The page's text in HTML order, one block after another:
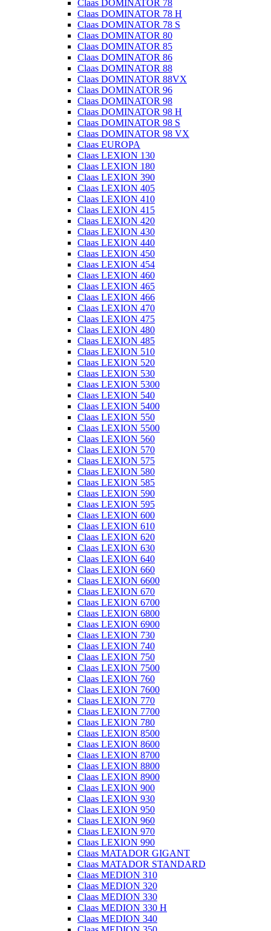
Claas DOMINATOR 78
Claas DOMINATOR 78 H
Claas DOMINATOR 78 S
Claas DOMINATOR 80
Claas DOMINATOR 85
Claas DOMINATOR 86
Claas DOMINATOR 88
Claas DOMINATOR 88VX
Claas DOMINATOR 96
Claas DOMINATOR 98
Claas DOMINATOR 98 H
Claas DOMINATOR 98 S
Claas DOMINATOR 98 VX
Claas EUROPA
Claas LEXION 130
Claas LEXION 180
Claas LEXION 390
Claas LEXION 405
Claas LEXION 410
Claas LEXION 415
Claas LEXION 420
Claas LEXION 430
Claas LEXION 440
Claas LEXION 450
Claas LEXION 454
Claas LEXION 460
Claas LEXION 465
Claas LEXION 466
Claas LEXION 470
Claas LEXION 475
Claas LEXION 480
Claas LEXION 485
Claas LEXION 510
Claas LEXION 520
Claas LEXION 530
Claas LEXION 5300
Claas LEXION 540
Claas LEXION 5400
Claas LEXION 550
Claas LEXION 5500
Claas LEXION 560
Claas LEXION 570
Claas LEXION 575
Claas LEXION 580
Claas LEXION 585
Claas LEXION 590
Claas LEXION 595
Claas LEXION 600
Claas LEXION 610
Claas LEXION 620
Claas LEXION 630
Claas LEXION 640
Claas LEXION 660
Claas LEXION 6600
Claas LEXION 670
Claas LEXION 6700
Claas LEXION 6800
Claas LEXION 6900
Claas LEXION 730
Claas LEXION 740
Claas LEXION 750
Claas LEXION 7500
Claas LEXION 760
Claas LEXION 7600
Claas LEXION 770
Claas LEXION 7700
Claas LEXION 780
Claas LEXION 8500
Claas LEXION 8600
Claas LEXION 8700
Claas LEXION 8800
Claas LEXION 8900
Claas LEXION 900
Claas LEXION 930
Claas LEXION 950
Claas LEXION 960
Claas LEXION 970
Claas LEXION 990
Claas MATADOR GIGANT
Claas MATADOR STANDARD
Claas MEDION 310
Claas MEDION 320
Claas MEDION 330
Claas MEDION 330 H
Claas MEDION 340